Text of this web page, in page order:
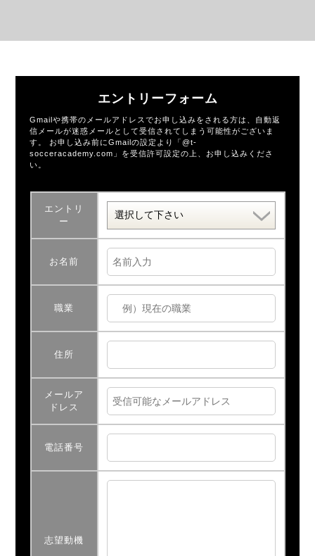
エントリーフォーム
Gmailや携帯のメールアドレスでお申し込みをされる方は、自動返
信メールが迷惑メールとして受信されてしまう可能性がございま
す。 お申し込み前にGmailの設定より「@t-
socceracademy.com」を受信許可設定の上、お申し込みくださ
い。
エントリ
ー
お名前
職業
住所
メールア
ドレス
電話番号
志望動機